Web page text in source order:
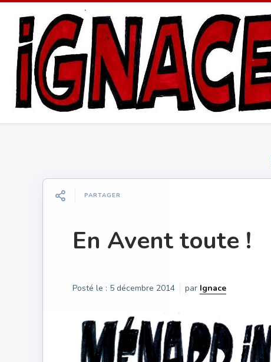
PARTAGER
En Avent toute !
Posté le : 5 décembre 2014 par Ignace